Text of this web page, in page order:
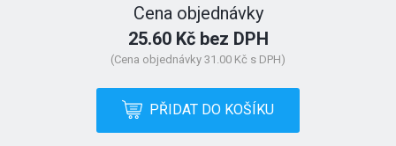
Cena objednávky
25.60 Kč bez DPH
(Cena objednávky 31.00 Kč s DPH)
PŘIDAT DO KOŠÍKU